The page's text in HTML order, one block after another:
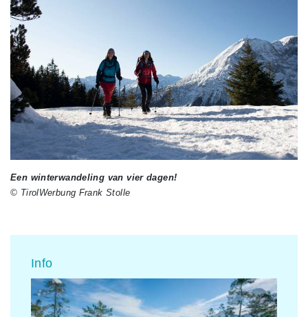
Een winterwandeling van vier dagen!
© TirolWerbung Frank Stolle
Info